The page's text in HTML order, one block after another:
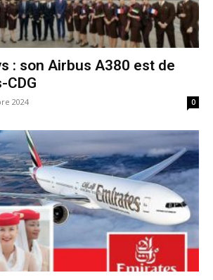
: son Airbus A380 est de
CDG
2024 0